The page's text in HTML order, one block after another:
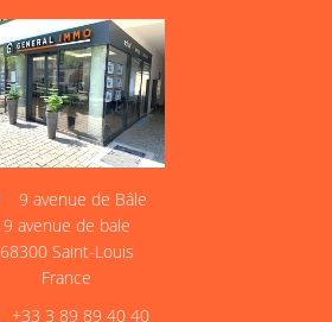
9 avenue de Bâle
9 avenue de bale
68300 Saint-Louis
France
+33 3 89 89 40 40